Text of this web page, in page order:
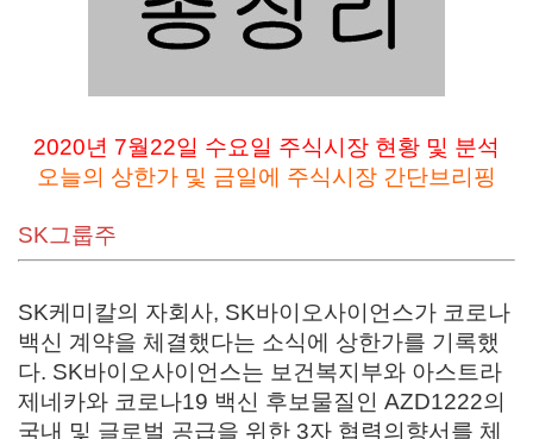
2020년 7월22일 수요일 주식시장 현황 및 분석
오늘의 상한가 및 금일에 주식시장 간단브리핑
SK그룹주
SK케미칼의 자회사, SK바이오사이언스가 코로나
백신 계약을 체결했다는 소식에 상한가를 기록했
다. SK바이오사이언스는 보건복지부와 아스트라
제네카와 코로나19 백신 후보물질인 AZD1222의
국내 및 글로벌 공급을 위한 3자 협력의향서를 체